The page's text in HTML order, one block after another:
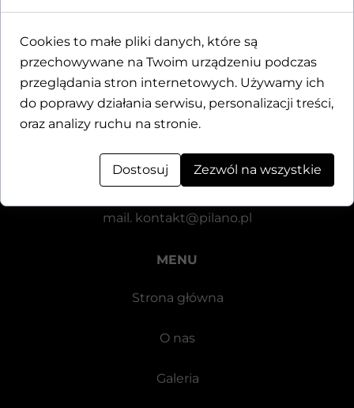
MENU
Strona główna
O nas
Galeria
Dane kontaktowe
Motylewska 24
tel.+48 571 521 126
mail. kontakt@pilano.pl
Cookies to małe pliki danych, które są
przechowywane na Twoim urządzeniu podczas
przeglądania stron internetowych. Używamy ich
do poprawy działania serwisu, personalizacji treści,
oraz analizy ruchu na stronie.
Dostosuj Zezwól na wszystkie